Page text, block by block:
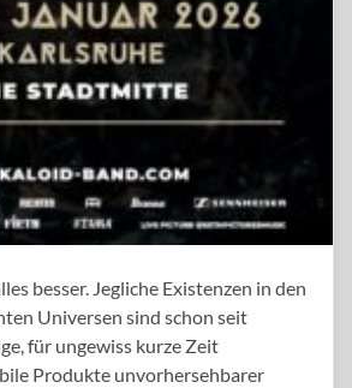
besser. Jegliche Existenzen in den
Universen sind schon seit
für ungewiss kurze Zeit
Produkte unvorhersehbarer